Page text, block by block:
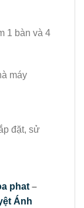
1 bàn và 4
máy
đặt, sử
phat –
Ánh